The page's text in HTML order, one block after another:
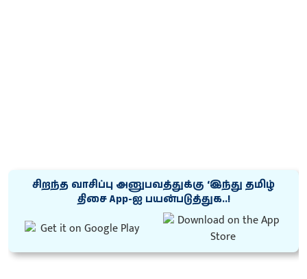
சிறந்த வாசிப்பு அனுபவத்துக்கு ‘இந்து தமிழ்
திசை App-ஐ பயன்படுத்துக..!